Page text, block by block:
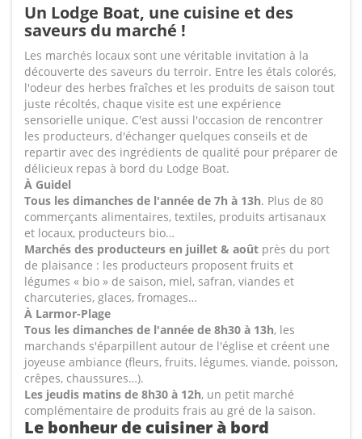
Un Lodge Boat, une cuisine et des
saveurs du marché !
Les marchés locaux sont une véritable invitation à la
découverte des saveurs du terroir. Entre les étals colorés,
l'odeur des herbes fraîches et les produits de saison tout
juste récoltés, chaque visite est une expérience
sensorielle unique. C'est aussi l'occasion de rencontrer
les producteurs, d'échanger quelques conseils et de
repartir avec des ingrédients de qualité pour préparer de
délicieux repas à bord du Lodge Boat.
À Guidel
Tous les dimanches de l'année de 7h à 13h. Plus de 80
commerçants alimentaires, textiles, produits artisanaux
et locaux, producteurs bio…
Marchés des producteurs en juillet & août près du port
de plaisance : les producteurs proposent fruits et
légumes « bio » de saison, miel, safran, viandes et
charcuteries, glaces, fromages…
À Larmor-Plage
Tous les dimanches de l'année de 8h30 à 13h, les
marchands s'éparpillent autour de l'église et créent une
joyeuse ambiance (fleurs, fruits, légumes, viande, poisson,
crêpes, chaussures…).
Les jeudis matins de 8h30 à 12h, un petit marché
complémentaire de produits frais au gré de la saison.
Le bonheur de cuisiner à bord